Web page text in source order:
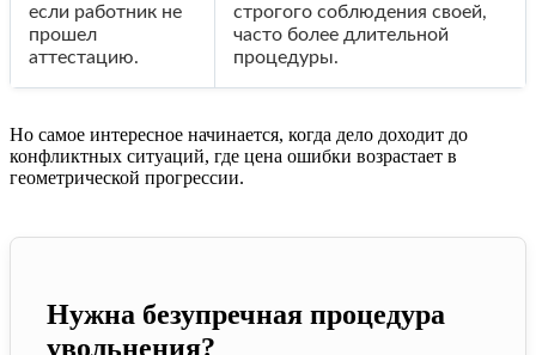
если работник не
прошел
аттестацию.
строгого соблюдения своей,
часто более длительной
процедуры.
Но самое интересное начинается, когда дело доходит до
конфликтных ситуаций, где цена ошибки возрастает в
геометрической прогрессии.
Нужна безупречная процедура
увольнения?